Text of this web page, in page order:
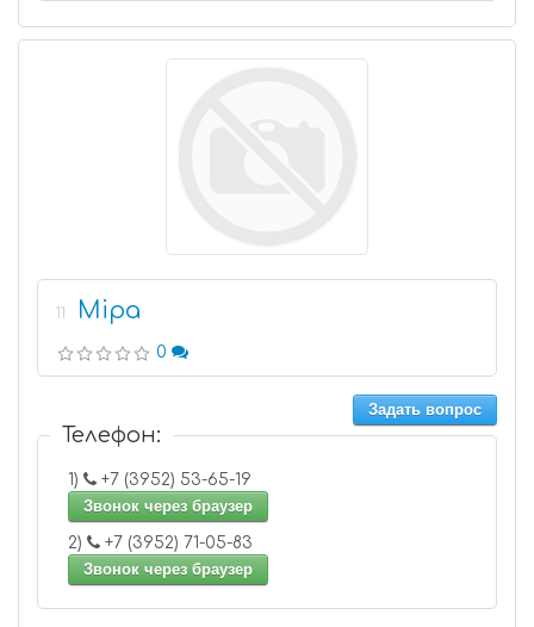
11 Mipa
0
Задать вопрос
Телефон:
1)
+7 (3952) 53-65-19
Звонок через браузер
2)
+7 (3952) 71-05-83
Звонок через браузер